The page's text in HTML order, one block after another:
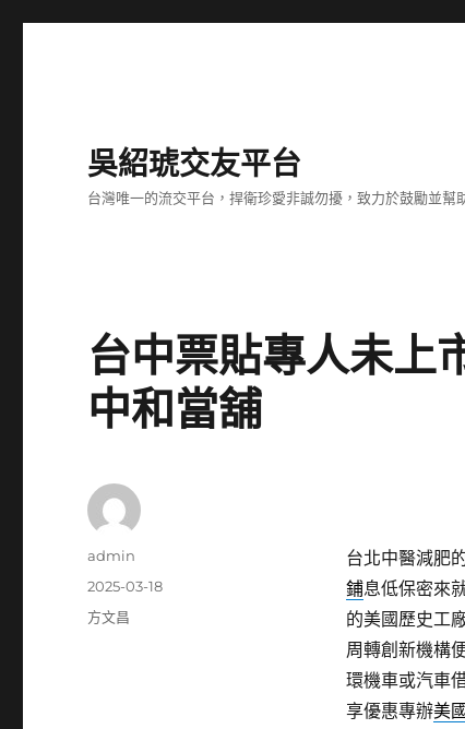
吳紹琥交友平台
台灣唯一的流交平台，捍衛珍愛非誠勿擾，致力於鼓勵並
台中票貼專人未上
中和當舖
台北中醫減肥
鋪息低保密來
的美國歷史工
周轉創新機構
環機車或汽車
享優惠專辦美
作
admin
發
佈
2025-03-18
分
方文昌